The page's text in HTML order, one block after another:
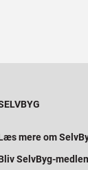
mere om
SelvByg-